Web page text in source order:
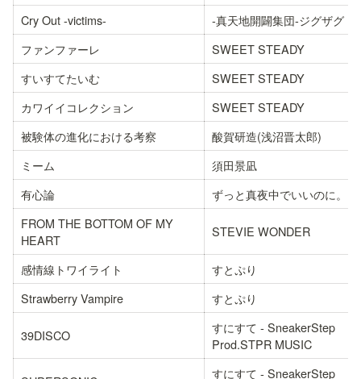
Cry Out -victims-
-真天地開闢集団-ジグザグ
ファンファーレ
SWEET STEADY
すいすてたいむ
SWEET STEADY
カワイイコレクション
SWEET STEADY
被験体の進化における考察
酸賀研造(浅沼晋太郎)
ミーム
須田景凪
有心論
ずっと真夜中でいいのに。
FROM THE BOTTOM OF MY
HEART
STEVIE WONDER
感情線トワイライト
すとぷり
Strawberry Vampire
すとぷり
39DISCO
すにすて - SneakerStep
Prod.STPR MUSIC
すにすて - SneakerStep